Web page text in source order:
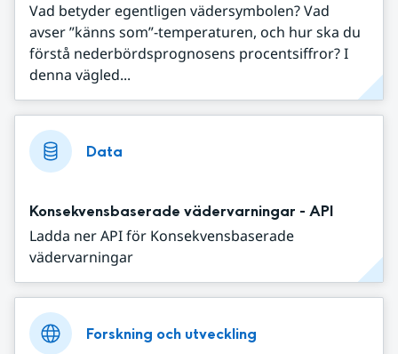
Vad betyder egentligen vädersymbolen? Vad
avser ”känns som”-temperaturen, och hur ska du
förstå nederbördsprognosens procentsiffror? I
denna vägled...
Data
Konsekvensbaserade vädervarningar - API
Ladda ner API för Konsekvensbaserade
vädervarningar
Forskning och utveckling